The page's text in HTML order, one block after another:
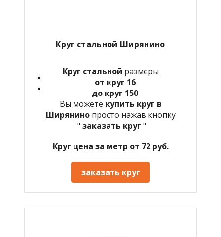
Круг стальной Ширянино
Круг стальной размеры
от круг 16
до круг 150
Вы можете купить круг в
Ширянино просто нажав кнопку
" заказать круг "
Круг цена за метр от 72 руб.
заказать круг